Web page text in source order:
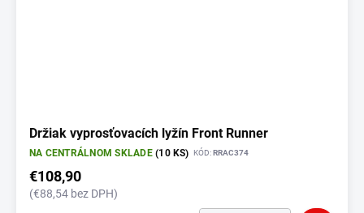
Držiak vyprosťovacích lyžín Front Runner
NA CENTRÁLNOM SKLADE(10 KS) KÓD:RRAC374
€108,90
(€88,54 bez DPH)